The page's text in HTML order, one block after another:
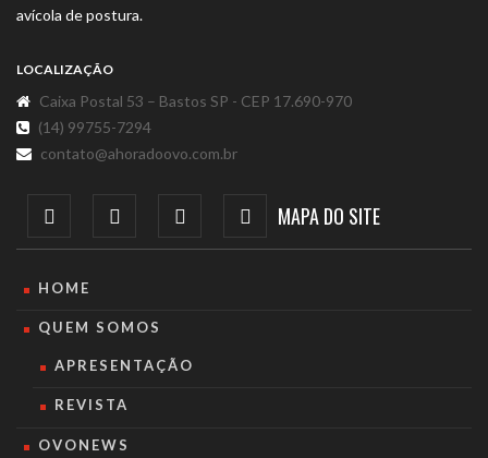
avícola de postura.
LOCALIZAÇÃO
Caixa Postal 53 – Bastos SP - CEP 17.690-970
(14) 99755-7294
contato@ahoradoovo.com.br
MAPA DO SITE
HOME
QUEM SOMOS
APRESENTAÇÃO
REVISTA
OVONEWS